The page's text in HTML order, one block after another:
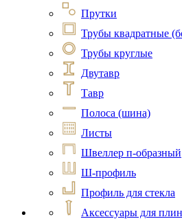
Прутки
Трубы квадратные
Трубы круглые
Двутавр
Тавр
Полоса (шина)
Листы
Швеллер п-образный
Ш-профиль
Профиль для стекла
Аксессуары для